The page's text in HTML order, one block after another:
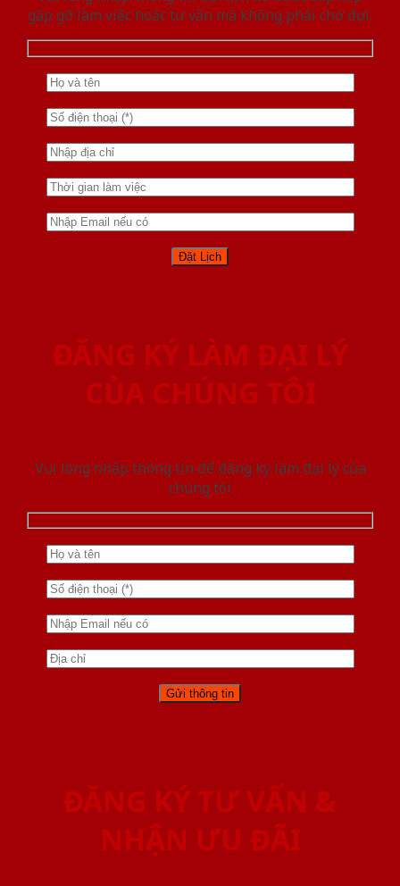
gặp gỡ làm việc hoăc tư vấn mà không phải chờ đợi.
ĐĂNG KÝ LÀM ĐẠI LÝ
CỦA CHÚNG TÔI
Vui lòng nhập thông tin để đăng ký làm đại lý của
chúng tôi
ĐĂNG KÝ TƯ VẤN &
NHẬN ƯU ĐÃI